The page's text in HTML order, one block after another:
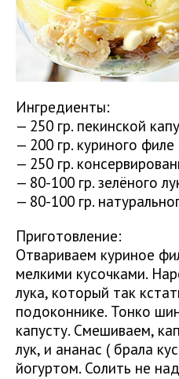
Ингредиенты:
— 250 гр. пекинской
— 200 гр. куриного
— 250 гр.
— 80-100 гр. зелёного
— 80-100 гр.
Приготовление:
Отвариваем куриное
мелкими кусочками.
лука, который так
подоконнике. Тонко
капусту. Смешиваем,
лук, и ананас ( брала
йогуртом. Солить не